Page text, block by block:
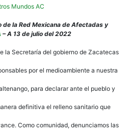
Mundos AC
la Red Mexicana de Afectadas y
– A 13 de julio del 2022
la Secretaría del gobierno de Zacatecas
por el medioambiente a nuestra
para declarar ante el pueblo y
definitiva el relleno sanitario que
Como comunidad, denunciamos las